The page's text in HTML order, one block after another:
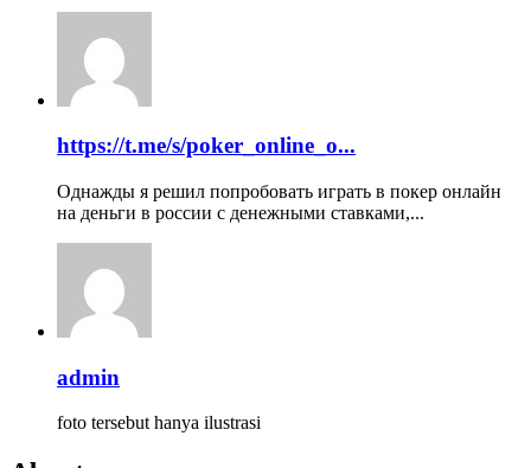
https://t.me/s/poker_online_o...
Однажды я решил попробовать играть в покер онлайн
на деньги в россии с денежными ставками,...
admin
foto tersebut hanya ilustrasi